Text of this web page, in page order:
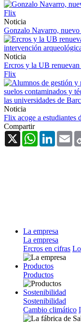
Noticia
Gonzalo Navarro,
Noticia
Ercros y la UB
Flix
Noticia
Flix acoge a estudiantes
Compartir
X
WhatsApp
La empresa
La empresa
Ercros en cifras
Productos
Productos
Sostenibilidad
Sostenibilidad
Cambio climático